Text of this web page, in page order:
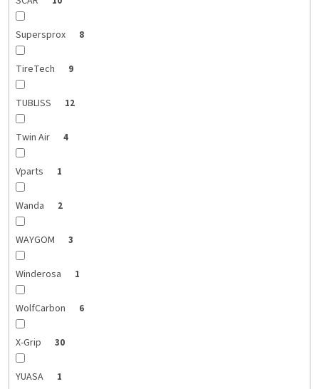
Supersprox 8
TireTech 9
TUBLISS 12
Twin Air 4
Vparts 1
Wanda 2
WAYGOM 3
Winderosa 1
WolfCarbon 6
X-Grip 30
YUASA 1